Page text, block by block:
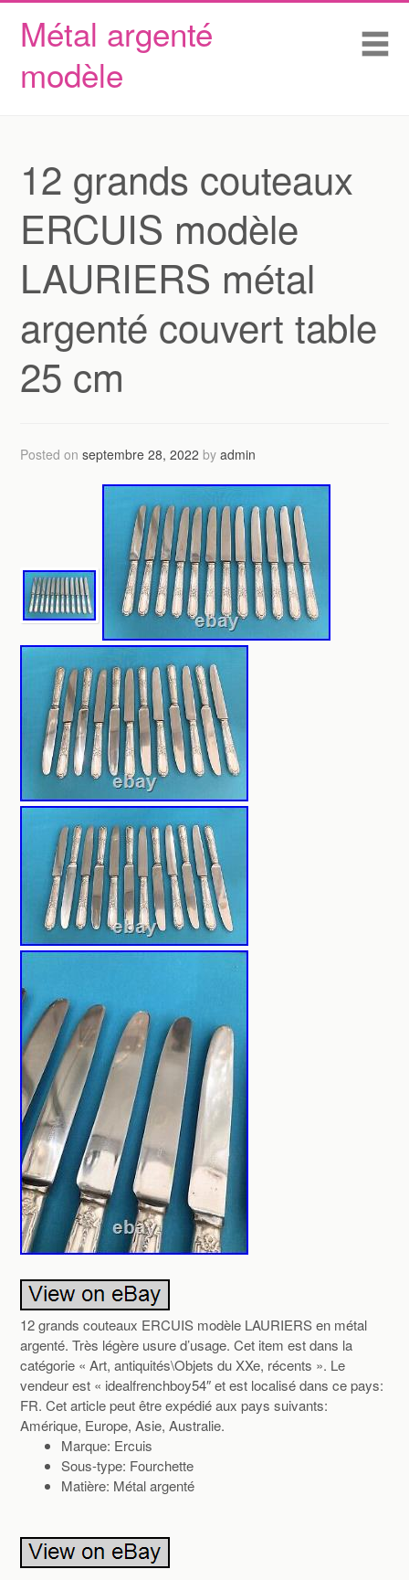
Métal argenté
modèle
Skip to content
Accueil
Conditions d’utilisation
12 grands couteaux
ERCUIS modèle
LAURIERS métal
argenté couvert table
25 cm
Posted onseptembre 28, 2022 byadmin
12 grands couteaux ERCUIS modèle LAURIERS en métal
argenté. Très légère usure d’usage. Cet item est dans la
catégorie « Art, antiquités\Objets du XXe, récents ». Le
vendeur est « idealfrenchboy54″ et est localisé dans ce pays:
FR. Cet article peut être expédié aux pays suivants:
Amérique, Europe, Asie, Australie.
Marque: Ercuis
Sous-type: Fourchette
Matière: Métal argenté